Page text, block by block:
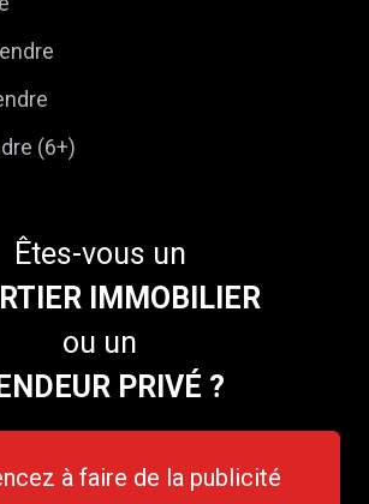
(6+)
Êtes-vous un
IMMOBILIER
ou un
PRIVÉ ?
à faire de la publicité